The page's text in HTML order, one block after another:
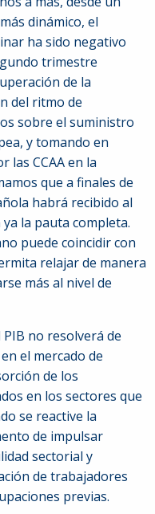
dinámico, el
ha sido negativo
trimestre
de la
del ritmo de
sobre el suministro
y tomando en
las CCAA en la
que a finales de
habrá recibido al
la pauta completa.
puede coincidir con
relajar de manera
más al nivel de
no resolverá de
el mercado de
de los
en los sectores que
se reactive la
de impulsar
sectorial y
de trabajadores
previas.